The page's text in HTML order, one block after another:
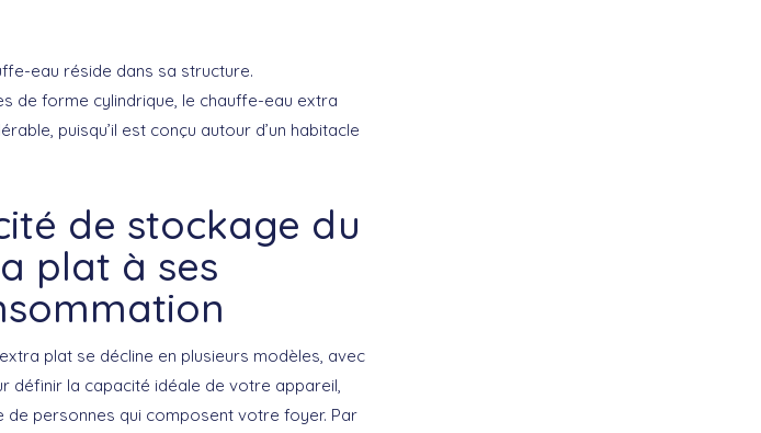
eau réside dans sa structure.
de forme cylindrique, le chauffe-eau extra
puisqu’il est conçu autour d’un habitacle
de stockage du
plat à ses
plat se décline en plusieurs modèles, avec
définir la capacité idéale de votre appareil,
personnes qui composent votre foyer. Par